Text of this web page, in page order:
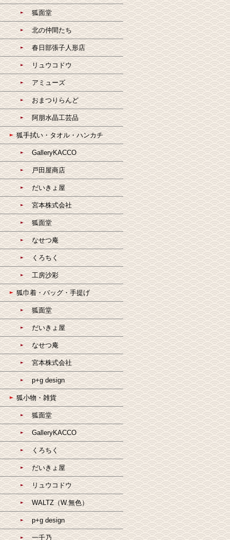
狐面堂
北の仲間たち
春日部張子人形店
リュウコドウ
アミューズ
おまつりらんど
阿朋水晶工芸品
狐手拭い・タオル・ハンカチ
GalleryKACCO
戸田屋商店
だいきょ屋
宮本株式会社
狐面堂
なせつ庵
くろちく
工房沙彩
狐巾着・バッグ・手提げ
狐面堂
だいきょ屋
なせつ庵
宮本株式会社
p+g design
狐小物・雑貨
狐面堂
GalleryKACCO
くろちく
だいきょ屋
リュウコドウ
WALTZ（W.無色）
p+g design
一千乃